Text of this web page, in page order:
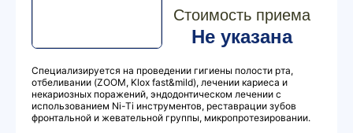
Стоимость приема
Не указана
Специализируется на проведении гигиены полости рта,
отбеливании (ZOOM, Klox fast&mild), лечении кариеса и
некариозных поражений, эндодонтическом лечении с
использованием Ni-Ti инструментов, реставрации зубов
фронтальной и жевательной группы, микропротезировании.